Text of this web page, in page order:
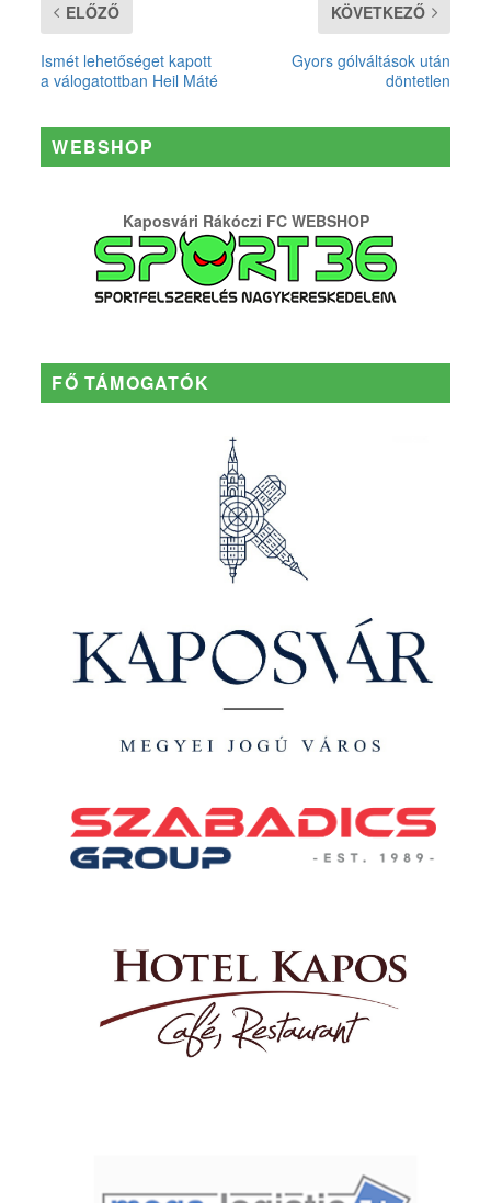
ELŐZŐ
Ismét lehetőséget kapott
a válogatottban Heil Máté
KÖVETKEZŐ
Gyors gólváltások után
döntetlen
WEBSHOP
Kaposvári Rákóczi FC WEBSHOP
FŐ TÁMOGATÓK